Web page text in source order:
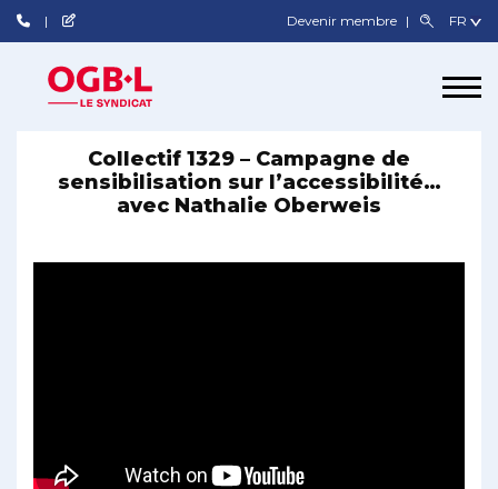
Devenir membre
Collectif 1329 – Campagne de
sensibilisation sur l’accessibilité…
avec Nathalie Oberweis